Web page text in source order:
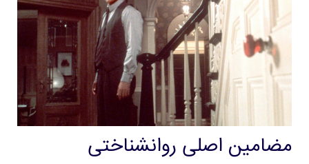
مضامین اصلی روانشناختی